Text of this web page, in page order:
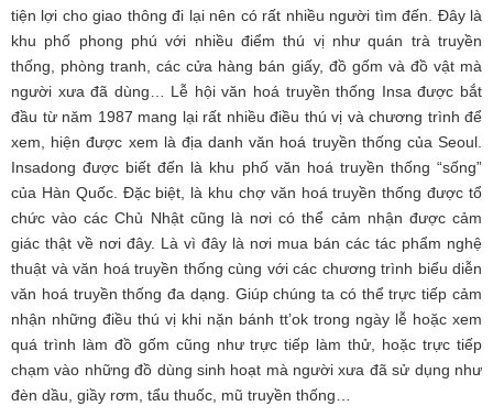
tiện lợi cho giao thông đi lại nên có rất nhiều người tìm đến. Đây là
khu phố phong phú với nhiều điểm thú vị như quán trà truyền
thống, phòng tranh, các cửa hàng bán giấy, đồ gốm và đồ vật mà
người xưa đã dùng… Lễ hội văn hoá truyền thống Insa được bắt
đầu từ năm 1987 mang lại rất nhiều điều thú vị và chương trình để
xem, hiện được xem là địa danh văn hoá truyền thống của Seoul.
Insadong được biết đến là khu phố văn hoá truyền thống “sống”
của Hàn Quốc. Đặc biệt, là khu chợ văn hoá truyền thống được tổ
chức vào các Chủ Nhật cũng là nơi có thể cảm nhận được cảm
giác thật về nơi đây. Là vì đây là nơi mua bán các tác phẩm nghệ
thuật và văn hoá truyền thống cùng với các chương trình biểu diễn
văn hoá truyền thống đa dạng. Giúp chúng ta có thể trực tiếp cảm
nhận những điều thú vị khi nặn bánh tt’ok trong ngày lễ hoặc xem
quá trình làm đồ gốm cũng như trực tiếp làm thử, hoặc trực tiếp
chạm vào những đồ dùng sinh hoạt mà người xưa đã sử dụng như
đèn dầu, giầy rơm, tẩu thuốc, mũ truyền thống…